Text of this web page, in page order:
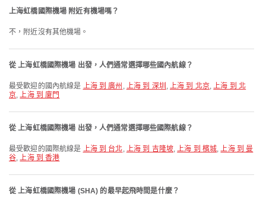
上海虹橋國際機場 附近有機場嗎？
不，附近沒有其他機場。
從 上海虹橋國際機場 出發，人們通常選擇哪些國內航線？
最受歡迎的國內航線是 上海 到 廣州 , 上海 到 深圳 ,上海 到 北京,上海 到 北
京,上海 到 廈門
從 上海虹橋國際機場 出發，人們通常選擇哪些國際航線？
最受歡迎的國際航線是 上海 到 台北, 上海 到 吉隆坡,上海 到 檳城,上海 到 曼
谷,上海 到 香港
從 上海虹橋國際機場 (SHA) 的最早起飛時間是什麼？